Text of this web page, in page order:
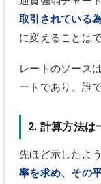
取引されている
に変えることは
レートのソース
ートであり、誰
2. 計算方法は
先ほど示したよ
率を求め、その